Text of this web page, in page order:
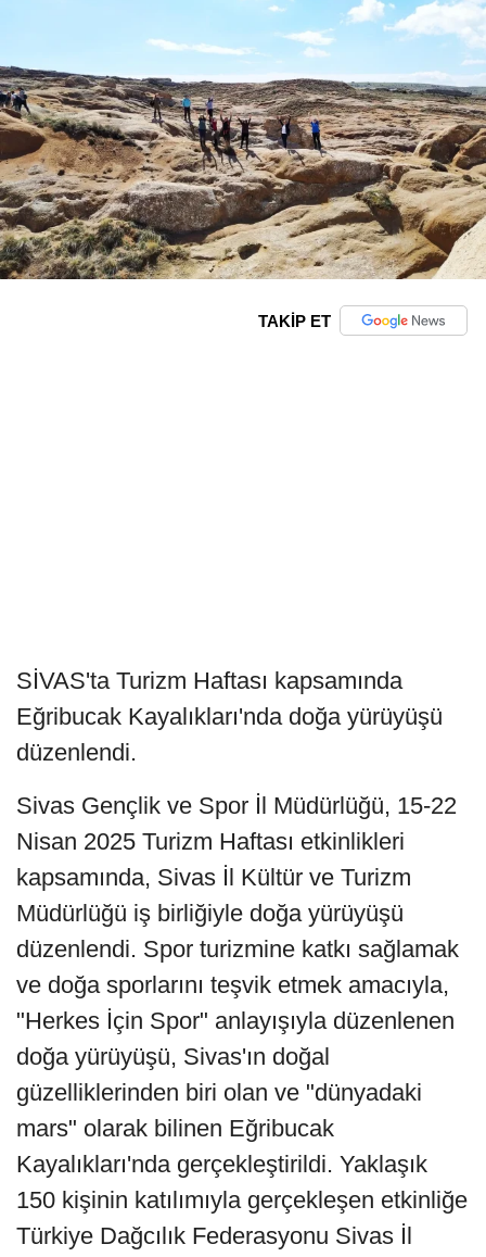
TAKİP ET
SİVAS'ta Turizm Haftası kapsamında
Eğribucak Kayalıkları'nda doğa yürüyüşü
düzenlendi.
Sivas Gençlik ve Spor İl Müdürlüğü, 15-22
Nisan 2025 Turizm Haftası etkinlikleri
kapsamında, Sivas İl Kültür ve Turizm
Müdürlüğü iş birliğiyle doğa yürüyüşü
düzenlendi. Spor turizmine katkı sağlamak
ve doğa sporlarını teşvik etmek amacıyla,
"Herkes İçin Spor" anlayışıyla düzenlenen
doğa yürüyüşü, Sivas'ın doğal
güzelliklerinden biri olan ve "dünyadaki
mars" olarak bilinen Eğribucak
Kayalıkları'nda gerçekleştirildi. Yaklaşık
150 kişinin katılımıyla gerçekleşen etkinliğe
Türkiye Dağcılık Federasyonu Sivas İl